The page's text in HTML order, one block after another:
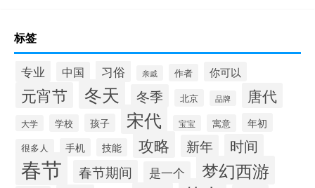
标签
专业 中国 习俗 亲戚 作者 你可以
元宵节 冬天 冬季 北京 品牌 唐代
大学 学校 孩子 宋代 宝宝 寓意 年初
很多人 手机 技能 攻略 新年 时间
春节 春节期间 是一个 梦幻西游